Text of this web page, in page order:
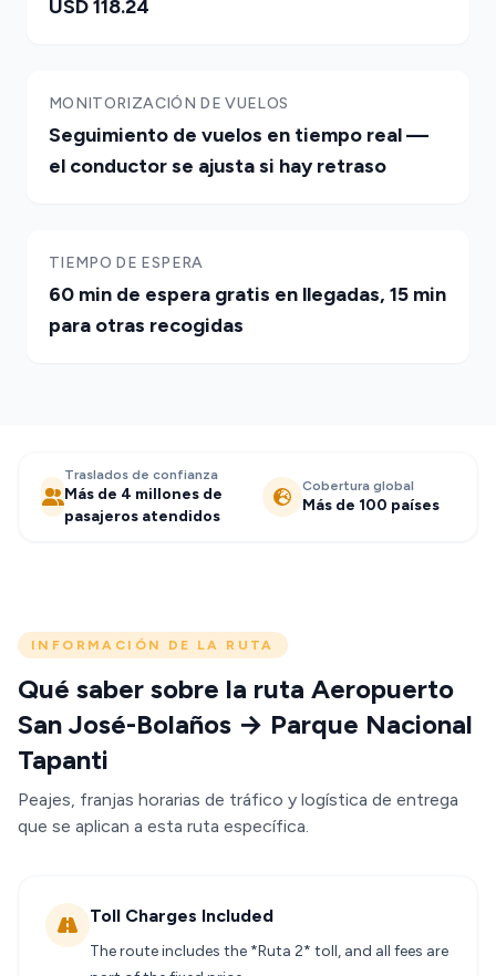
USD 118.24
MONITORIZACIÓN DE VUELOS
Seguimiento de vuelos en tiempo real —
el conductor se ajusta si hay retraso
TIEMPO DE ESPERA
60 min de espera gratis en llegadas, 15 min
para otras recogidas
Traslados de confianza
Más de 4 millones de
pasajeros atendidos
Cobertura global
Más de 100 países
INFORMACIÓN DE LA RUTA
Qué saber sobre la ruta Aeropuerto
San José-Bolaños → Parque Nacional
Tapanti
Peajes, franjas horarias de tráfico y logística de entrega
que se aplican a esta ruta específica.
Toll Charges Included
The route includes the *Ruta 2* toll, and all fees are